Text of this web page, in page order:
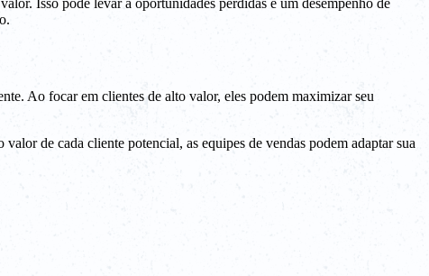
Isso pode levar a oportunidades perdidas e um desempenho de
Ao focar em clientes de alto valor, eles podem maximizar seu
de cada cliente potencial, as equipes de vendas podem adaptar sua